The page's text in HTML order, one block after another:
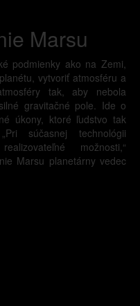
Marsu
podmienky ako na Zemi,
vytvoriť atmosféru a
tak, aby nebola
gravitačné pole. Ide o
úkony, ktoré ľudstvo tak
súčasnej technológii
možnosti,“
Marsu planetárny vedec